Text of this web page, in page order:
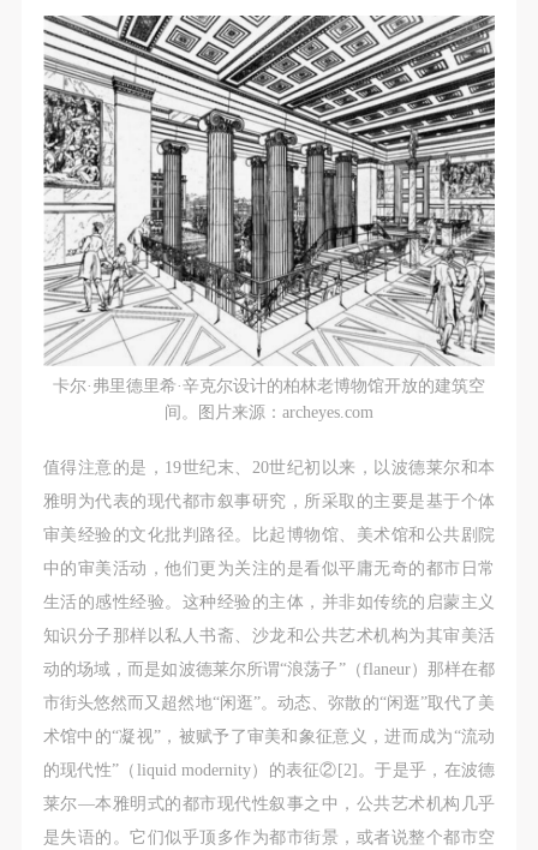
卡尔·弗里德里希·辛克尔设计的柏林老博物馆开放的建筑空
间。图片来源：archeyes.com
值得注意的是，19世纪末、20世纪初以来，以波德莱尔和本
雅明为代表的现代都市叙事研究，所采取的主要是基于个体
审美经验的文化批判路径。比起博物馆、美术馆和公共剧院
中的审美活动，他们更为关注的是看似平庸无奇的都市日常
生活的感性经验。这种经验的主体，并非如传统的启蒙主义
知识分子那样以私人书斋、沙龙和公共艺术机构为其审美活
动的场域，而是如波德莱尔所谓“浪荡子”（flaneur）那样在都
市街头悠然而又超然地“闲逛”。动态、弥散的“闲逛”取代了美
术馆中的“凝视”，被赋予了审美和象征意义，进而成为“流动
的现代性”（liquid modernity）的表征②[2]。于是乎，在波德
莱尔—本雅明式的都市现代性叙事之中，公共艺术机构几乎
是失语的。它们似乎顶多作为都市街景，或者说整个都市空